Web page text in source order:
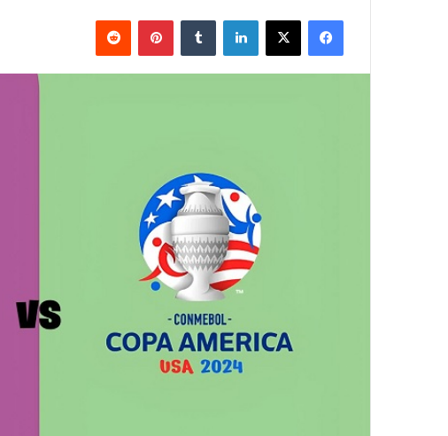
فيسبوك ‫X لينكدإن بينتيريست